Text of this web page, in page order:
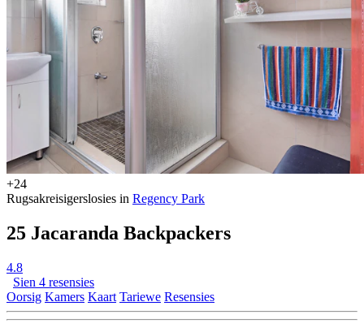
+24
Rugsakreisigerslosies in Regency Park
25 Jacaranda Backpackers
4.8
Sien 4 resensies
Oorsig Kamers Kaart Tariewe Resensies